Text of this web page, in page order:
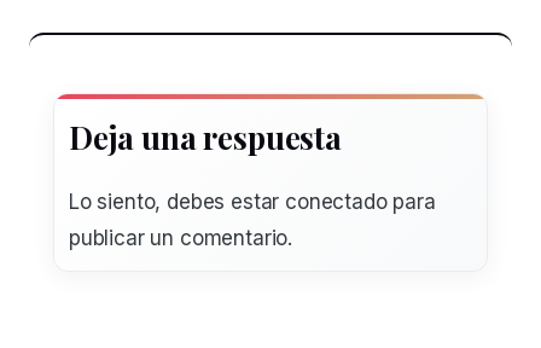
Deja una respuesta
Lo siento, debes estar conectadopara
publicar un comentario.